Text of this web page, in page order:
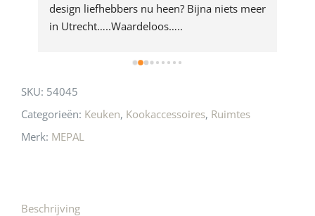
design liefhebbers nu heen? Bijna niets meer
in Utrecht…..Waardeloos…..
SKU: 54045
Categorieën: Keuken, Kookaccessoires, Ruimtes
Merk: MEPAL
Beschrijving